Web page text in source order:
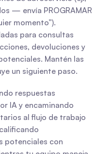
— envía PROGRAMAR
momento”).
para consultas
devoluciones y
Mantén las
un siguiente paso.
respuestas
IA y encaminando
al flujo de trabajo
potenciales con